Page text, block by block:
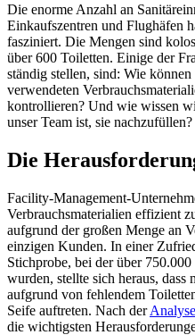
Die enorme Anzahl an
Einkaufszentren und Flughäfen
fasziniert. Die Mengen sind
über 600 Toiletten. Einige der
ständig stellen, sind: Wie
verwendeten
kontrollieren? Und wie wissen
unser Team ist, sie nachzufüllen?
Die
Facility-Management-
Verbrauchsmaterialien effizient
aufgrund der großen Menge an
einzigen Kunden. In einer
Stichprobe, bei der über
wurden, stellte sich heraus, dass
aufgrund von fehlendem
Seife auftreten. Nach derAnalyse
die wichtigsten